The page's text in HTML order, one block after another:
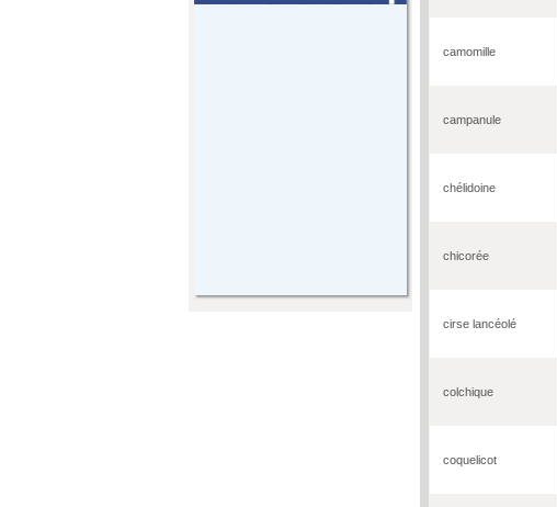
camomille
campanule
chélidoine
chicorée
cirse lancéolé
colchique
coquelicot